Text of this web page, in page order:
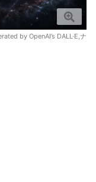
by OpenAI’s DALL·E,ナ